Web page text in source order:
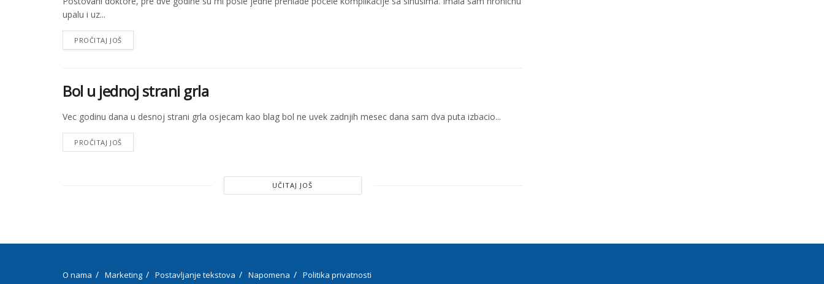
upalu i uz...
PROČITAJ JOŠ
Bol u jednoj strani grla
Vec godinu dana u desnoj strani grla osjecam kao blag bol ne uvek zadnjih mesec dana sam dva puta izbacio...
PROČITAJ JOŠ
UČITAJ JOŠ
O nama Marketing Postavljanje tekstova Napomena Politika privatnosti